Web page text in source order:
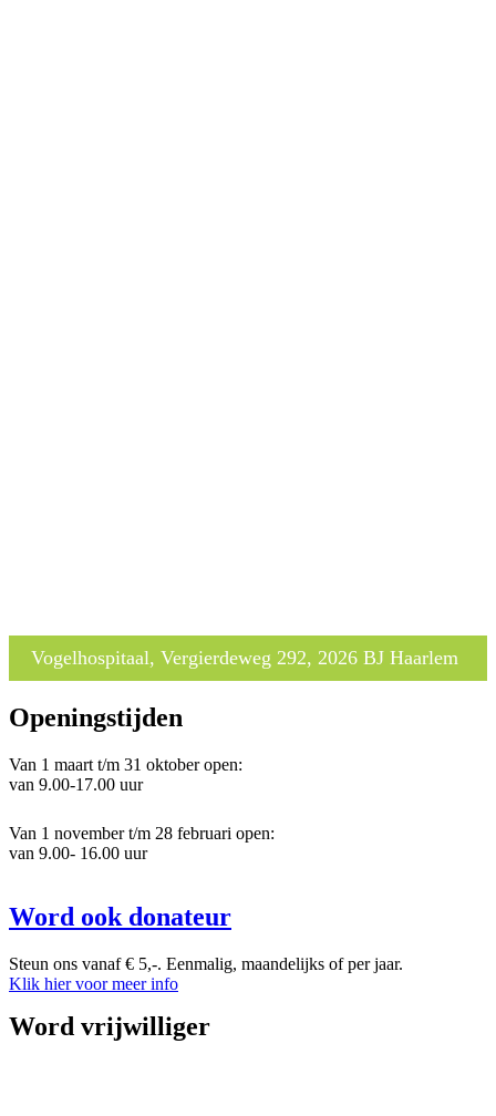
Vogelhospitaal, Vergierdeweg 292, 2026 BJ Haarlem
Openingstijden
Van 1 maart t/m 31 oktober open:
van 9.00-17.00 uur
Van 1 november t/m 28 februari open:
van 9.00- 16.00 uur
Word ook donateur
Steun ons vanaf € 5,-. Eenmalig, maandelijks of per jaar.
Klik hier voor meer info
Word vrijwilliger